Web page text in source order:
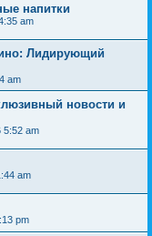
напитки
am
Лидирующий
am
новости и
5:52 am
am
pm